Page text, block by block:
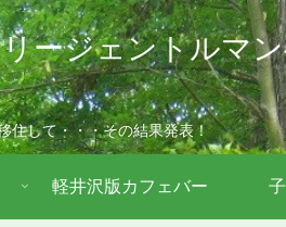
ージェントルマ
住して・・・その結果発表！
軽井沢版カフェバー